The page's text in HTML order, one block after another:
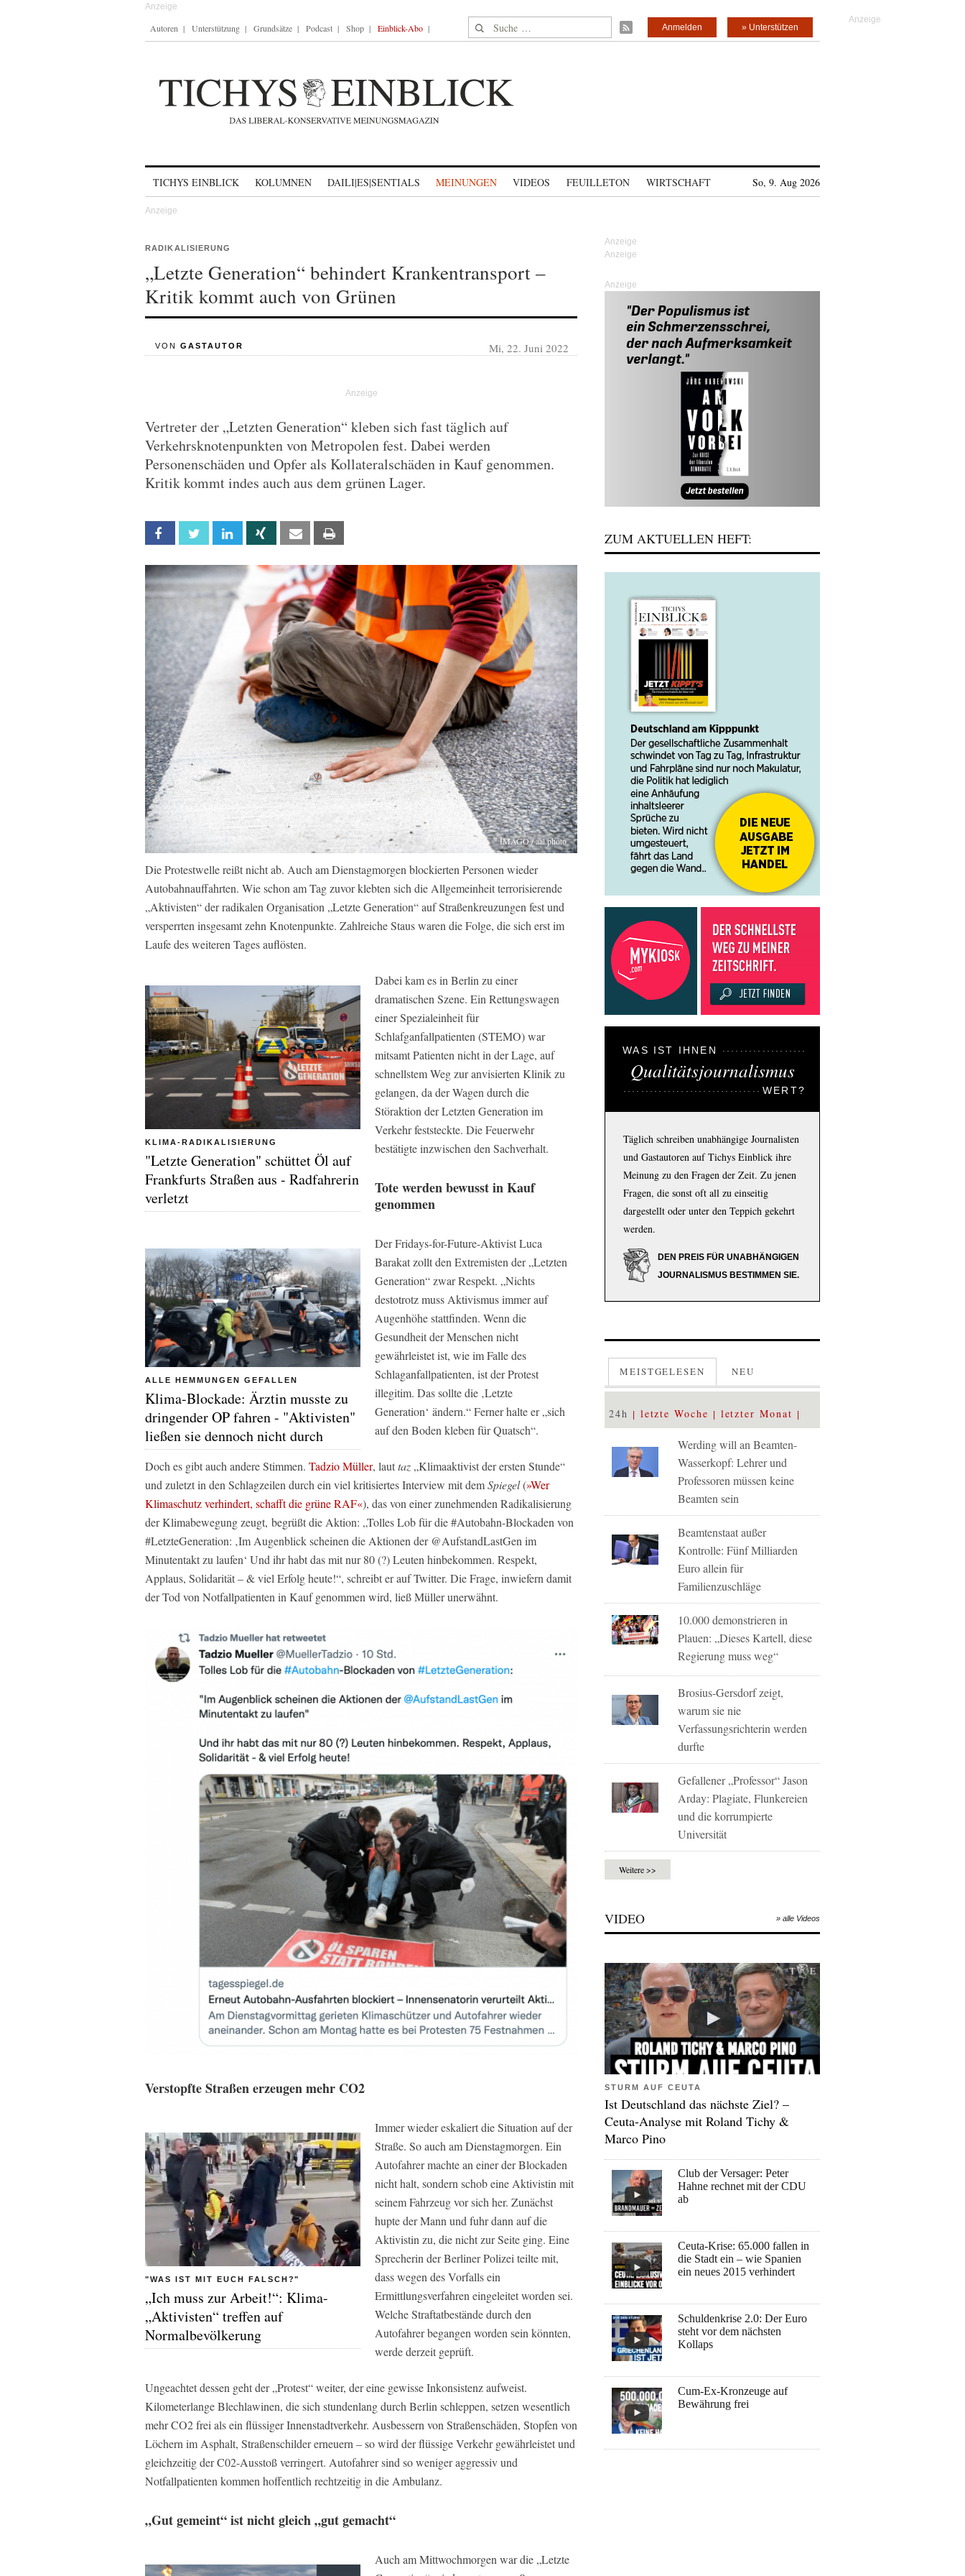
Autoren Unterstützung Grundsätze Podcast Shop Einblick-Abo Suche nach: » Unterstützen
Anmelden
TICHYS EINBLICK KOLUMNEN DAILI|ES|SENTIALS MEINUNGEN VIDEOS FEUILLETON WIRTSCHAFT So, 9. Aug 2026
RADIKALISIERUNG
„Letzte Generation“ behindert Krankentransport –
Kritik kommt auch von Grünen
VON GASTAUTOR Mi, 22. Juni 2022
Vertreter der „Letzten Generation“ kleben sich fast täglich auf
Verkehrsknotenpunkten von Metropolen fest. Dabei werden
Personenschäden und Opfer als Kollateralschäden in Kauf genommen.
Kritik kommt indes auch aus dem grünen Lager.
Facebook Twitter Linkedin Xing Email
IMAGO / aal.photo
Die Protestwelle reißt nicht ab. Auch am Dienstagmorgen blockierten Personen wieder
Autobahnauffahrten. Wie schon am Tag zuvor klebten sich die Allgemeinheit terrorisierende
„Aktivisten“ der radikalen Organisation „Letzte Generation“ auf Straßenkreuzungen fest und
versperrten insgesamt zehn Knotenpunkte. Zahlreiche Staus waren die Folge, die sich erst im
Laufe des weiteren Tages auflösten.
KLIMA-RADIKALISIERUNG
"Letzte Generation" schüttet Öl auf
Frankfurts Straßen aus - Radfahrerin
verletzt
Dabei kam es in Berlin zu einer
dramatischen Szene. Ein Rettungswagen
einer Spezialeinheit für
Schlafganfallpatienten (STEMO) war
mitsamt Patienten nicht in der Lage, auf
schnellstem Weg zur anvisierten Klinik zu
gelangen, da der Wagen durch die
Störaktion der Letzten Generation im
Verkehr feststeckte. Die Feuerwehr
bestätigte inzwischen den Sachverhalt.
Tote werden bewusst in Kauf
genommen
ALLE HEMMUNGEN GEFALLEN
Klima-Blockade: Ärztin musste zu
dringender OP fahren - "Aktivisten"
ließen sie dennoch nicht durch
Der Fridays-for-Future-Aktivist Luca
Barakat zollt den Extremisten der „Letzten
Generation“ zwar Respekt. „Nichts
destotrotz muss Aktivismus immer auf
Augenhöhe stattfinden. Wenn die
Gesundheit der Menschen nicht
gewährleistet ist, wie im Falle des
Schlaganfallpatienten, ist der Protest
illegitim. Das sollte die ‚Letzte
Generation‘ ändern.“ Ferner halte er „sich
auf den Boden kleben für Quatsch“.
Doch es gibt auch andere Stimmen. Tadzio Müller, lauttaz „Klimaaktivist der ersten Stunde“
und zuletzt in den Schlagzeilen durch ein viel kritisiertes Interview mit demSpiegel(»Wer
Klimaschutz verhindert, schafft die grüne RAF«), das von einer zunehmenden Radikalisierung
der Klimabewegung zeugt, begrüßt die Aktion: „Tolles Lob für die #Autobahn-Blockaden von
#LetzteGeneration: ‚Im Augenblick scheinen die Aktionen der @AufstandLastGen im
Minutentakt zu laufen‘ Und ihr habt das mit nur 80 (?) Leuten hinbekommen. Respekt,
Applaus, Solidarität – & viel Erfolg heute!“, schreibt er auf Twitter. Die Frage, inwiefern damit
der Tod von Notfallpatienten in Kauf genommen wird, ließ Müller unerwähnt.
Verstopfte Straßen erzeugen mehr CO2
"WAS IST MIT EUCH FALSCH?"
„Ich muss zur Arbeit!“: Klima-
„Aktivisten“ treffen auf
Normalbevölkerung
Immer wieder eskaliert die Situation auf der
Straße. So auch am Dienstagmorgen. Ein
Autofahrer machte an einer der Blockaden
nicht halt, sondern schob eine Aktivistin mit
seinem Fahrzeug vor sich her. Zunächst
hupte der Mann und fuhr dann auf die
Aktivistin zu, die nicht zur Seite ging. Eine
Sprecherin der Berliner Polizei teilte mit,
dass wegen des Vorfalls ein
Ermittlungsverfahren eingeleitet worden sei.
Welche Straftatbestände durch den
Autofahrer begangen worden sein könnten,
werde derzeit geprüft.
Ungeachtet dessen geht der „Protest“ weiter, der eine gewisse Inkonsistenz aufweist.
Kilometerlange Blechlawinen, die sich stundenlang durch Berlin schleppen, setzen wesentlich
mehr CO2 frei als ein flüssiger Innenstadtverkehr. Ausbessern von Straßenschäden, Stopfen von
Löchern im Asphalt, Straßenschilder erneuern – so wird der flüssige Verkehr gewährleistet und
gleichzeitig der C02-Ausstoß verringert. Autofahrer sind so weniger aggressiv und
Notfallpatienten kommen hoffentlich rechtzeitig in die Ambulanz.
„Gut gemeint“ ist nicht gleich „gut gemacht“
Auch am Mittwochmorgen war die „Letzte
Anzeige
ZUM AKTUELLEN HEFT:
WAS IST IHNEN
Qualitätsjournalismus
WERT?
Täglich schreiben unabhängige Journalisten
und Gastautoren auf Tichys Einblick ihre
Meinung zu den Fragen der Zeit. Zu jenen
Fragen, die sonst oft all zu einseitig
dargestellt oder unter den Teppich gekehrt
werden.
DEN PREIS FÜR UNABHÄNGIGEN
JOURNALISMUS BESTIMMEN SIE.
MEISTGELESEN NEU
24h letzte Woche letzter Monat
Werding will an Beamten-
Wasserkopf: Lehrer und
Professoren müssen keine
Beamten sein
Beamtenstaat außer
Kontrolle: Fünf Milliarden
Euro allein für
Familienzuschläge
10.000 demonstrieren in
Plauen: „Dieses Kartell, diese
Regierung muss weg“
Brosius-Gersdorf zeigt,
warum sie nie
Verfassungsrichterin werden
durfte
Gefallener „Professor“ Jason
Arday: Plagiate, Flunkereien
und die korrumpierte
Universität
Weitere >>
VIDEO » alle Videos
STURM AUF CEUTA
Ist Deutschland das nächste Ziel? –
Ceuta-Analyse mit Roland Tichy &
Marco Pino
Club der Versager: Peter
Hahne rechnet mit der CDU
ab
Ceuta-Krise: 65.000 fallen in
die Stadt ein – wie Spanien
ein neues 2015 verhindert
Schuldenkrise 2.0: Der Euro
steht vor dem nächsten
Kollaps
Cum-Ex-Kronzeuge auf
Bewährung frei